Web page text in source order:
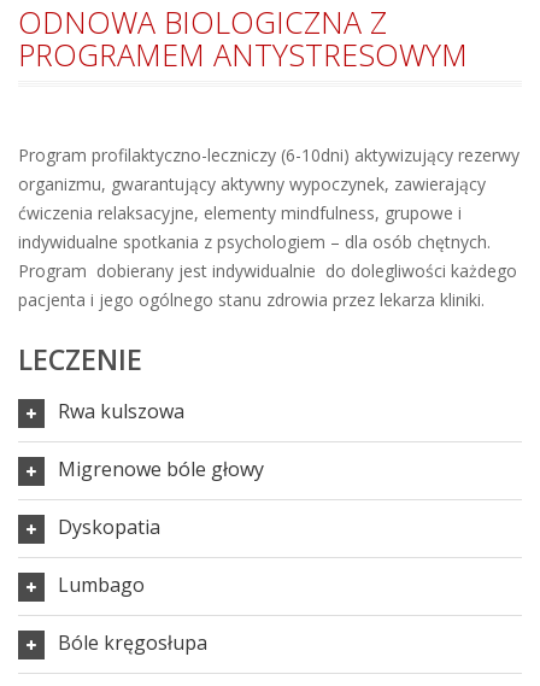
ODNOWA BIOLOGICZNA Z
PROGRAMEM ANTYSTRESOWYM
Program profilaktyczno-leczniczy (6-10dni) aktywizujący rezerwy
organizmu, gwarantujący aktywny wypoczynek, zawierający
ćwiczenia relaksacyjne, elementy mindfulness, grupowe i
indywidualne spotkania z psychologiem – dla osób chętnych.
Program dobierany jest indywidualnie do dolegliwości każdego
pacjenta i jego ogólnego stanu zdrowia przez lekarza kliniki.
LECZENIE
Rwa kulszowa
Migrenowe bóle głowy
Dyskopatia
Lumbago
Bóle kręgosłupa